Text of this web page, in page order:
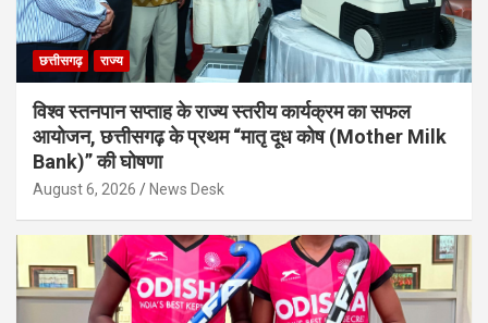
छत्तीसगढ़ राज्य
विश्व स्तनपान सप्ताह के राज्य स्तरीय कार्यक्रम का सफल
आयोजन, छत्तीसगढ़ के प्रथम “मातृ दूध कोष (Mother Milk
Bank)” की घोषणा
August 6, 2026 News Desk